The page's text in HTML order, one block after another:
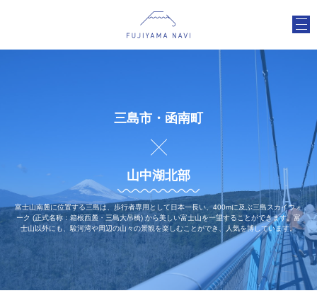
三島市・函南町
山中湖北部
富士山南麓に位置する三島は、歩行者専用として日本一長い、400mに及ぶ三島スカイウォ
ーク (正式名称：箱根西麓・三島大吊橋) から美しい富士山を一望することができます。富
士山以外にも、駿河湾や周辺の山々の景観を楽しむことができ、人気を博しています。